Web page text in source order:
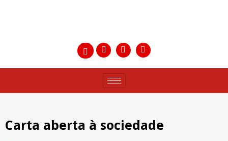
Carta aberta à sociedade